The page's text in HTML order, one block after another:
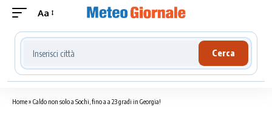
Aa
Cerca località meteo
Cerca
Home» Caldo non solo a Sochi, fino a a 23 gradi in Georgia!